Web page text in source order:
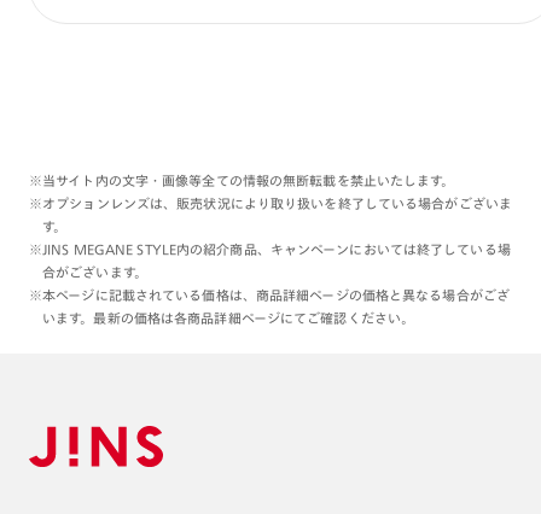
※当サイト内の文字・画像等全ての情報の無断転載を禁止いたします。
※オプションレンズは、販売状況により取り扱いを終了している場合がございま
す。
※JINS MEGANE STYLE内の紹介商品、キャンペーンにおいては終了している場
合がございます。
※本ページに記載されている価格は、商品詳細ページの価格と異なる場合がござ
います。最新の価格は各商品詳細ページにてご確認ください。